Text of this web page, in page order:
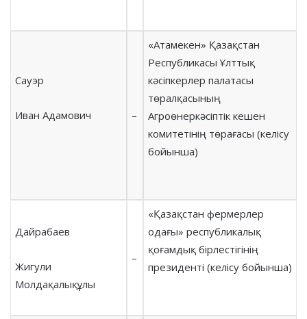
Сауэр
Иван Адамович –
«Атамекен» Қазақстан
Республикасы Ұлттық
кәсіпкерлер палатасы
төралқасының
Агроөнеркәсіптік кешен
комитетінің төрағасы (келісу
бойынша)
Дайрабаев
Жигули
Молдақалықұлы
–
«Қазақстан фермерлер
одағы» республикалық
қоғамдық бірлестігінің
президенті (келісу бойынша)